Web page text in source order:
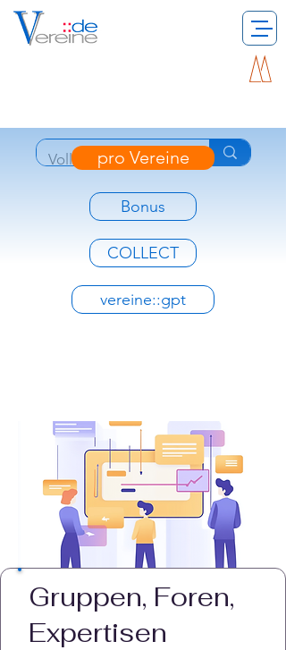
pro Vereine
Bonus
COLLECT
vereine::gpt
Gruppen, Foren,
Expertisen